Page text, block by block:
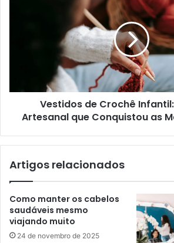
Vestidos de Crochê
Artesanal que Conquistou as
Artigos relacionados
Como manter os cabelos
saudáveis mesmo
viajando muito
24 de novembro de 2025